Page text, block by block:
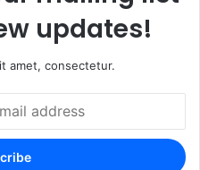
updates!
amet, consectetur.